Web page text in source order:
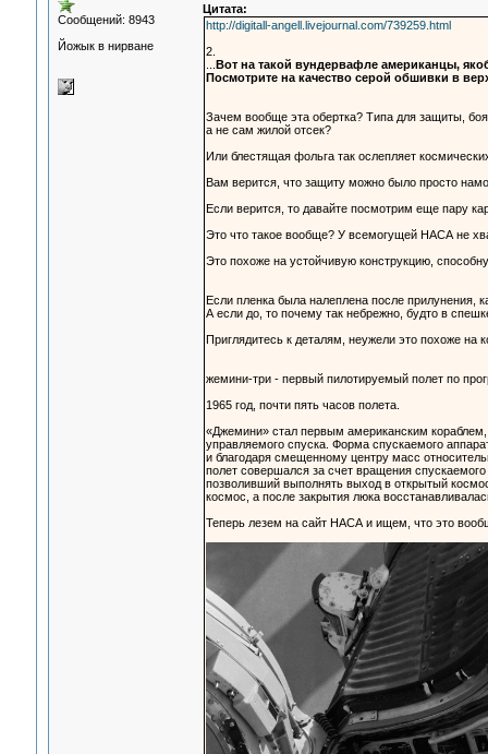
Сообщений: 8943
Йожык в нирване
Цитата:
http://digitall-angell.livejournal.com/739259.html
2.
Вот на такой вундервафле американцы,
Посмотрите на качество серой обшивки в
Зачем вообще эта обертка? Типа для защиты,
а не сам жилой отсек?
Или блестящая фольга так ослепляет
Вам верится, что защиту можно было просто
Если верится, то давайте посмотрим еще пару
Это что такое вообще? У всемогущей НАСА не
Это похоже на устойчивую конструкцию,
Если пленка была налеплена после прилунения,
А если до, то почему так небрежно, будто в
Приглядитесь к деталям, неужели это похоже
жемини-три - первый пилотируемый полет по
1965 год, почти пять часов полета.
«Джемини» стал первым американским
управляемого спуска. Форма спускаемого
и благодаря смещенному центру масс
полет совершался за счет вращения
позволивший выполнять выход в открытый
космос, а после закрытия люка
Теперь лезем на сайт НАСА и ищем, что это